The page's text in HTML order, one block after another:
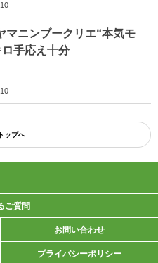
マニンブークリエ“本気モ
手応え十分
ップへ
ご質問
お問い合わせ
プライバシーポリシー